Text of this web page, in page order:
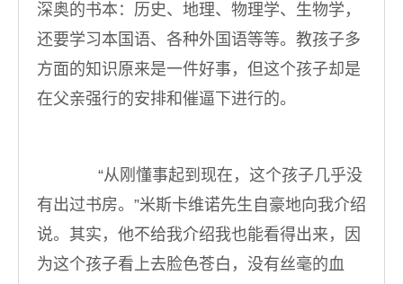
深奥的书本：历史、地理、物理学、生物学，
还要学习本国语、各种外国语等等。教孩子多
方面的知识原来是一件好事，但这个孩子却是
在父亲强行的安排和催逼下进行的。
“从刚懂事起到现在，这个孩子几乎没
有出过书房。”米斯卡维诺先生自豪地向我介绍
说。其实，他不给我介绍我也能看得出来，因
为这个孩子看上去脸色苍白，没有丝毫的血